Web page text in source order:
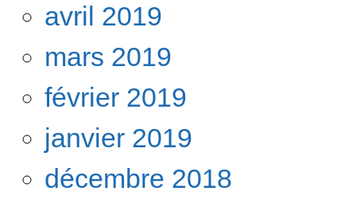
avril 2019
mars 2019
février 2019
janvier 2019
décembre 2018